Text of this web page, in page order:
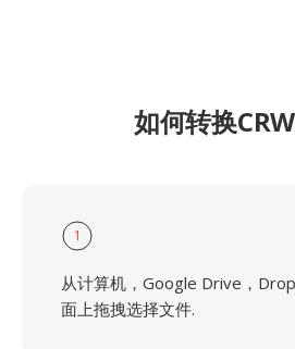
如何转换
1
从计算机，Google Drive，
面上拖拽选择文件.